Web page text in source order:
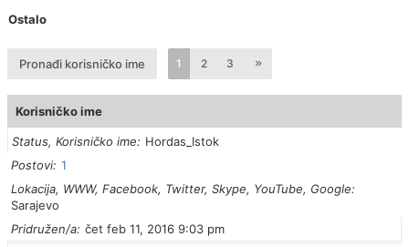
Ostalo
Pronađi korisničko ime 1 2 3
Korisničko ime
Status, Korisničko ime
Hordas_Istok
Postovi 1
Lokacija, WWW, Facebook, Twitter, Skype, YouTube, Google
Sarajevo
Pridružen/a čet feb 11, 2016 9:03 pm